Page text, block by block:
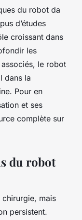
du robot da
d’études
croissant dans
les
le robot
dans la
Pour en
et ses
complète sur
du robot
mais
persistent.